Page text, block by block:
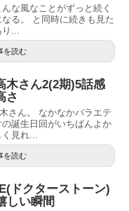
な風なことがずっと続く
る。 と同時に続きも見た
...
を読む
木さん2(2期)5話感
さ
さん。 なかなかバラエテ
誕生日回がいちばんよか
見れ...
を読む
ドクターストーン)
しい瞬間